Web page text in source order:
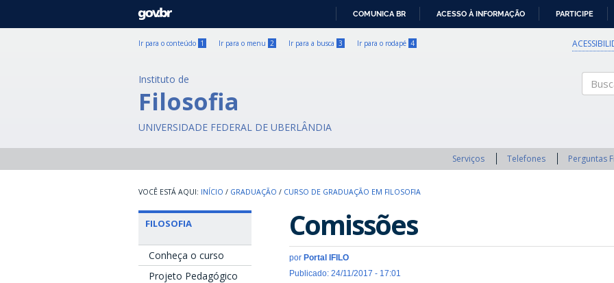
GOVBR
COMUNICA BR ACESSO À INFORMAÇÃO PARTICIPE
Ir para o conteúdo 1 Ir para o menu 2 Ir para a busca 3 Ir para o rodapé 4
Instituto de
Filosofia
UNIVERSIDADE FEDERAL DE UBERLÂNDIA
Serviços Telefones Perguntas
INÍCIO / GRADUAÇÃO / CURSO DE GRADUAÇÃO EM FILOSOFIA
FILOSOFIA
Conheça o curso
Projeto Pedagógico
Comissões
por Portal IFILO
Publicado: 24/11/2017 - 17:01